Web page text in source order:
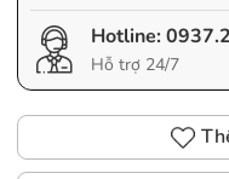
Hotline:
Hỗ trợ 24/7